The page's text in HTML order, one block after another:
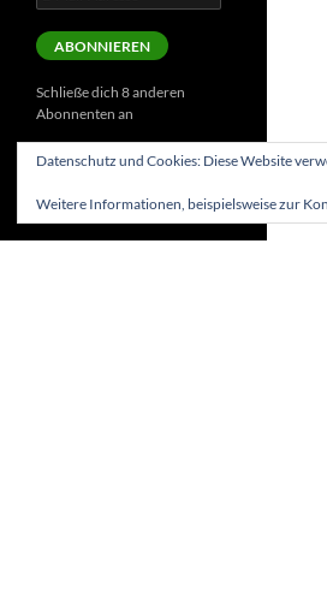
Mail-
Adresse
ABONNIEREN
Schließe dich 8 anderen
Abonnenten an
Datenschutz und Cookies: Diese Website
Weitere Informationen, beispielsweise zur